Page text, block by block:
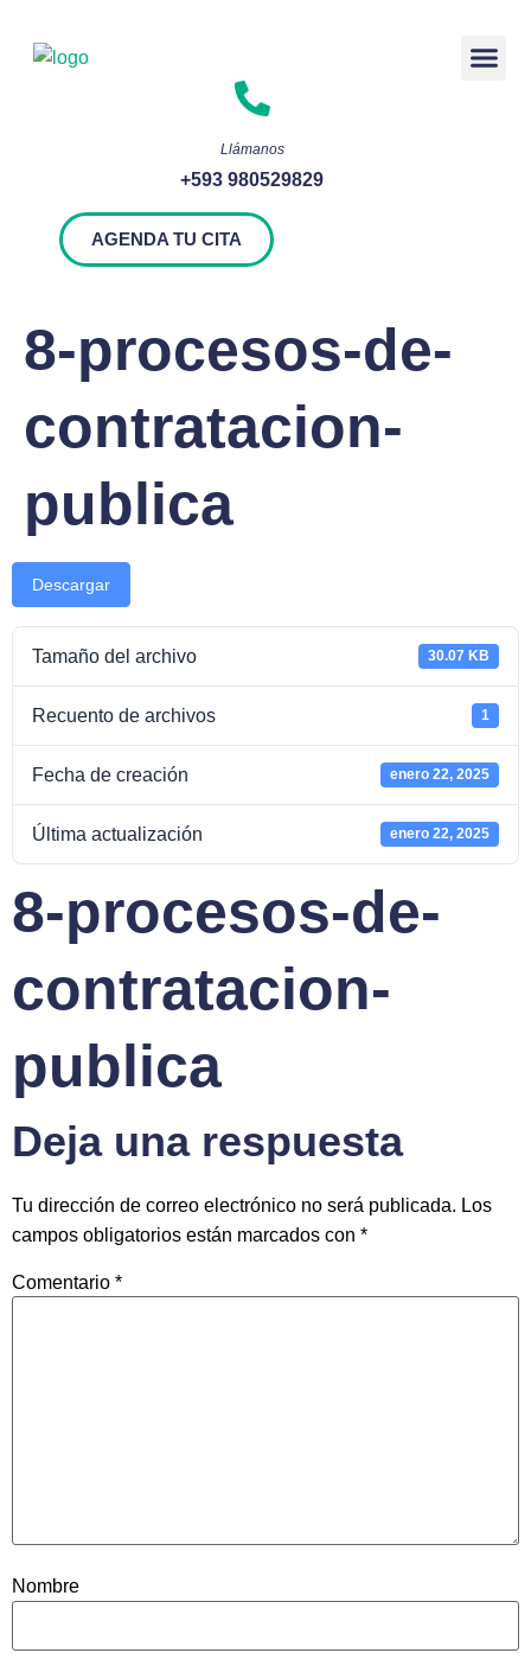
Llámanos
+593 980529829
AGENDA TU CITA
8-procesos-de-
contratacion-
publica
Descargar
Tamaño del archivo 30.07 KB
Recuento de archivos 1
Fecha de creación enero 22, 2025
Última actualización enero 22, 2025
8-procesos-de-
contratacion-
publica
Deja una respuesta
Tu dirección de correo electrónico no será publicada. Los
campos obligatorios están marcados con *
Comentario *
Nombre